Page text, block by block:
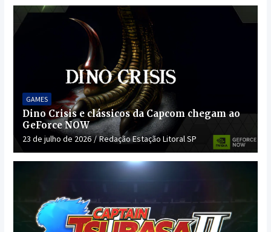
GAMES
Dino Crisis e clássicos da Capcom chegam ao
GeForce NOW
23 de julho de 2026 Redação Estação Litoral SP